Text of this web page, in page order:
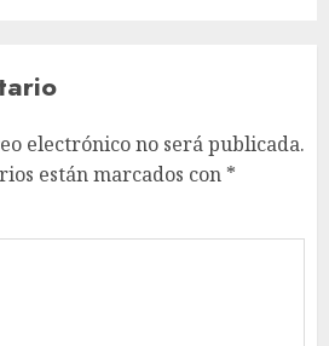
electrónico no será publicada.
están marcados con *